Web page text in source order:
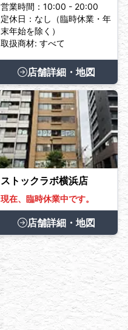
営業時間：10:00 - 20:00
定休日：なし（臨時休業・年
末年始を除く）
取扱商材: すべて
店舗詳細・地図
ストックラボ横浜店
現在、臨時休業中です。
店舗詳細・地図